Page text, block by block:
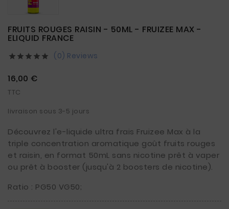
FRUITS ROUGES RAISIN - 50ML - FRUIZEE MAX -
ELIQUID FRANCE
     (0) Reviews
16,00 €
TTC
livraison sous 3-5 jours
Découvrez l'e-liquide ultra frais Fruizee Max à la
triple concentration aromatique goût fruits rouges
et raisin, en format 50mL sans nicotine prêt à vaper
ou prêt à booster (jusqu'à 2 boosters de nicotine).
Ratio : PG50 VG50;